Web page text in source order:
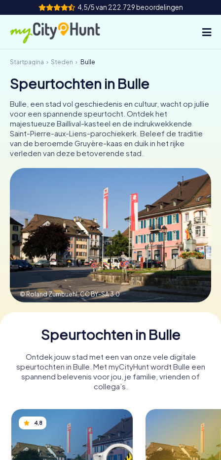
4,5/5 van 222.729 beoordelingen
Hoe het werkt
Steden
Tours
Teamevenement
Tickets
DE
UK
IE
Boek tickets
Koop cadeaubonnen
Startpagina Steden Bulle
Speurtochten in Bulle
Bulle, een stad vol geschiedenis en cultuur, wacht op jullie
voor een spannende speurtocht. Ontdek het
majestueuze Baillival-kasteel en de indrukwekkende
Saint-Pierre-aux-Liens-parochiekerk. Beleef de traditie
van de beroemde Gruyère-kaas en duik in het rijke
verleden van deze betoverende stad.
© Roland Zumbuehl,CC BY-SA 3.0
Speurtochten in Bulle
Ontdek jouw stad met een van onze vele digitale
speurtochten in Bulle. Met myCityHunt wordt Bulle een
spannend belevenis voor jou, je familie, vrienden of
collega’s.
4,8